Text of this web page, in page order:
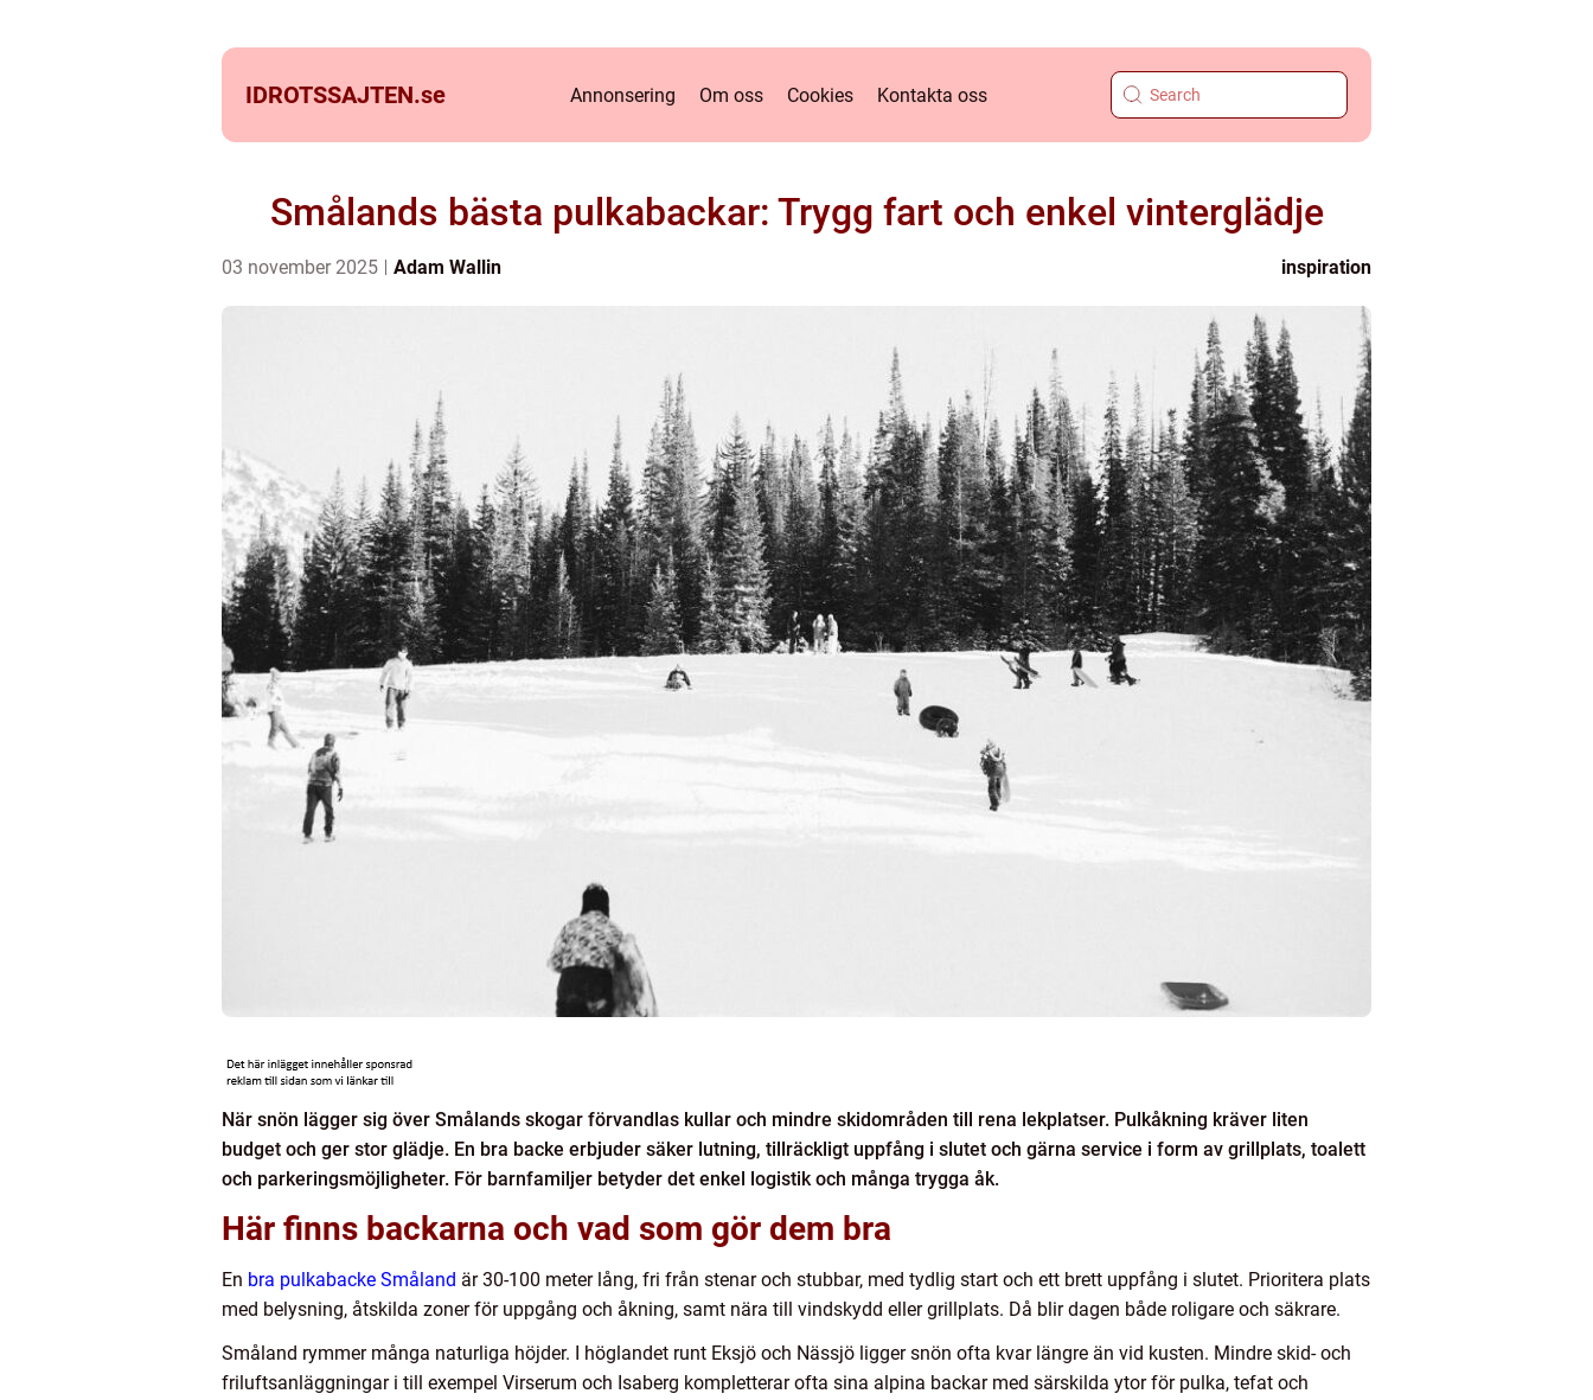
IDROTSSAJTEN.se Annonsering Om oss Cookies Kontakta oss
Smålands bästa pulkabackar: Trygg fart och enkel vinterglädje
03 november 2025 Adam Wallin inspiration
När snön lägger sig över Smålands skogar förvandlas kullar och mindre skidområden till rena lekplatser. Pulkåkning kräver liten
budget och ger stor glädje. En bra backe erbjuder säker lutning, tillräckligt uppfång i slutet och gärna service i form av grillplats, toalett
och parkeringsmöjligheter. För barnfamiljer betyder det enkel logistik och många trygga åk.
Här finns backarna och vad som gör dem bra
En bra pulkabacke Småland är 30-100 meter lång, fri från stenar och stubbar, med tydlig start och ett brett uppfång i slutet. Prioritera plats
med belysning, åtskilda zoner för uppgång och åkning, samt nära till vindskydd eller grillplats. Då blir dagen både roligare och säkrare.
Småland rymmer många naturliga höjder. I höglandet runt Eksjö och Nässjö ligger snön ofta kvar längre än vid kusten. Mindre skid- och
friluftsanläggningar i till exempel Virserum och Isaberg kompletterar ofta sina alpina backar med särskilda ytor för pulka, tefat och